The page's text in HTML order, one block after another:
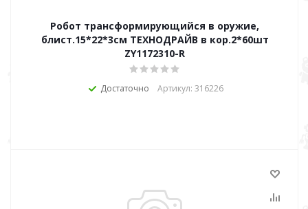
Робот трансформирующийся в оружие,
блист.15*22*3см ТЕХНОДРАЙВ в кор.2*60шт
ZY1172310-R
Достаточно Артикул: 316226